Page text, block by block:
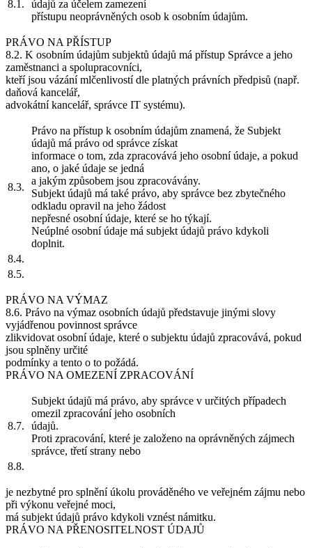
8.1.
údajů za účelem zamezení
přístupu neoprávněných osob k osobním údajům.
PRÁVO NA PŘÍSTUP
8.2. K osobním údajům subjektů údajů má přístup Správce a jeho
zaměstnanci a spolupracovníci,
kteří jsou vázání mlčenlivostí dle platných právních předpisů (např.
daňová kancelář,
advokátní kancelář, správce IT systému).
8.3.
Právo na přístup k osobním údajům znamená, že Subjekt
údajů má právo od správce získat
informace o tom, zda zpracovává jeho osobní údaje, a pokud
ano, o jaké údaje se jedná
a jakým způsobem jsou zpracovávány.
Subjekt údajů má také právo, aby správce bez zbytečného
odkladu opravil na jeho žádost
nepřesné osobní údaje, které se ho týkají.
Neúplné osobní údaje má subjekt údajů právo kdykoli
doplnit.
8.4.
8.5.
PRÁVO NA VÝMAZ
8.6. Právo na výmaz osobních údajů představuje jinými slovy
vyjádřenou povinnost správce
zlikvidovat osobní údaje, které o subjektu údajů zpracovává, pokud
jsou splněny určité
podmínky a tento o to požádá.
PRÁVO NA OMEZENÍ ZPRACOVÁNÍ
8.7.
Subjekt údajů má právo, aby správce v určitých případech
omezil zpracování jeho osobních
údajů.
Proti zpracování, které je založeno na oprávněných zájmech
správce, třetí strany nebo
8.8.
je nezbytné pro splnění úkolu prováděného ve veřejném zájmu nebo
při výkonu veřejné moci,
má subjekt údajů právo kdykoli vznést námitku.
PRÁVO NA PŘENOSITELNOST ÚDAJŮ